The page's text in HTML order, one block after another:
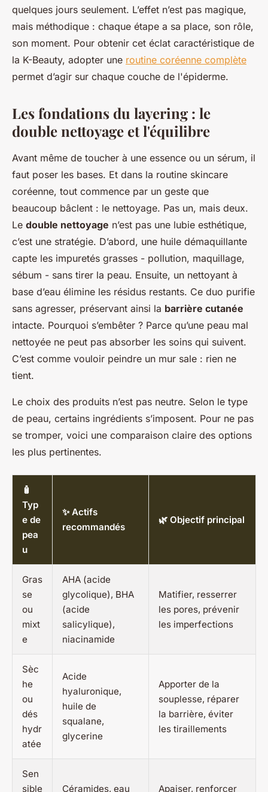
quelques jours seulement. L’effet n’est pas magique,
mais méthodique : chaque étape a sa place, son rôle,
son moment. Pour obtenir cet éclat caractéristique de
la K-Beauty, adopter une routine coréenne complète
permet d’agir sur chaque couche de l'épiderme.
Les fondations du layering : le
double nettoyage et l'équilibre
Avant même de toucher à une essence ou un sérum, il
faut poser les bases. Et dans la routine skincare
coréenne, tout commence par un geste que
beaucoup bâclent : le nettoyage. Pas un, mais deux.
Le double nettoyage n’est pas une lubie esthétique,
c’est une stratégie. D’abord, une huile démaquillante
capte les impuretés grasses - pollution, maquillage,
sébum - sans tirer la peau. Ensuite, un nettoyant à
base d’eau élimine les résidus restants. Ce duo purifie
sans agresser, préservant ainsi la barrière cutanée
intacte. Pourquoi s’embêter ? Parce qu’une peau mal
nettoyée ne peut pas absorber les soins qui suivent.
C’est comme vouloir peindre un mur sale : rien ne
tient.
Le choix des produits n’est pas neutre. Selon le type
de peau, certains ingrédients s’imposent. Pour ne pas
se tromper, voici une comparaison claire des options
les plus pertinentes.
🧴
Typ
e de
pea
u
✨ Actifs
recommandés
🌿 Objectif principal
Gras
se
ou
mixt
e
AHA (acide
glycolique), BHA
(acide
salicylique),
niacinamide
Matifier, resserrer
les pores, prévenir
les imperfections
Sèc
he
ou
dés
hydr
atée
Acide
hyaluronique,
huile de
squalane,
glycerine
Apporter de la
souplesse, réparer
la barrière, éviter
les tiraillements
Sen
sible
Céramides, eau
Apaiser, renforcer